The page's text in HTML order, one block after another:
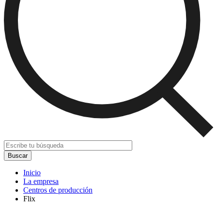
Inicio
La empresa
Centros de producción
Flix